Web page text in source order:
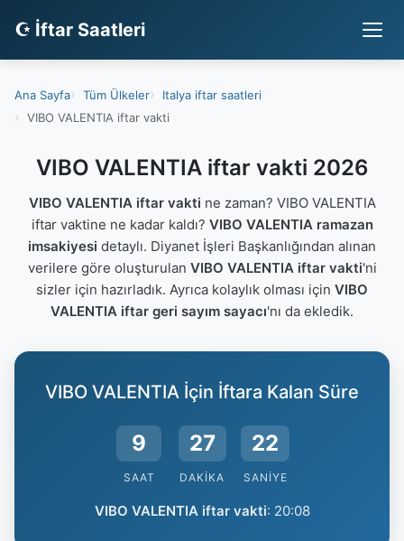
☪ İftar Saatleri
Ana Sayfa Tüm Ülkeler
Italya iftar saatleri
VIBO VALENTIA iftar vakti
VIBO VALENTIA iftar vakti 2026
VIBO VALENTIA iftar vakti ne zaman? VIBO VALENTIA
iftar vaktine ne kadar kaldı? VIBO VALENTIA ramazan
imsakiyesi detaylı. Diyanet İşleri Başkanlığından alınan
verilere göre oluşturulan VIBO VALENTIA iftar vakti'ni
sizler için hazırladık. Ayrıca kolaylık olması için VIBO
VALENTIA iftar geri sayım sayacı'nı da ekledik.
VIBO VALENTIA İçin İftara Kalan Süre
9
SAAT
27
DAKIKA
21
SANIYE
VIBO VALENTIA iftar vakti: 20:08